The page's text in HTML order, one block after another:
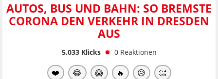
AUTOS, BUS UND BAHN: SO BREMSTE
CORONA DEN VERKEHR IN DRESDEN
AUS
5.033Klicks 0 Reaktionen
❤️ 😂 😱 🔥 😥 👏